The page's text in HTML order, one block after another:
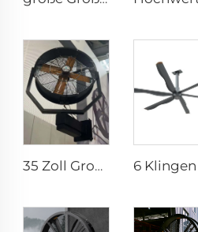
35 Zoll Großhändler Neuer Sommer Wasserdunst-Lüfter für Fabriken, Werkstätten, Schwenk-Sprühlüfter, Dunst-Kühlungs-Lüfter